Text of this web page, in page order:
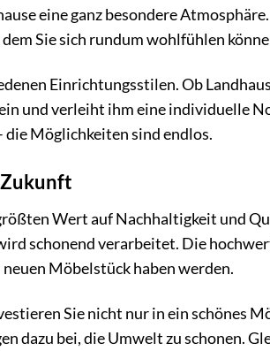
eine ganz besondere
Sie sich rundum wohlfühlen
Einrichtungsstilen. Ob
und verleiht ihm eine individuelle
die Möglichkeiten sind endlos.
Wert auf Nachhaltigkeit und
schonend verarbeitet. Die
Möbelstück haben werden.
Sie nicht nur in ein schönes
bei, die Umwelt zu schonen.